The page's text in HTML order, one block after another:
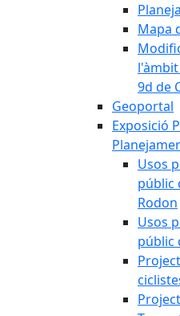
Mapa
l'àmbit
9d de
Geoportal
Exposició
Usos
públic
Rodon
Usos
públic